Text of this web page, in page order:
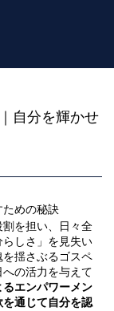
自分を輝かせ
ための秘訣
を担い、日々全
しさ」を見失い
揺さぶるゴスペ
の活力を与えて
るエンパワーメン
を通じて自分を認